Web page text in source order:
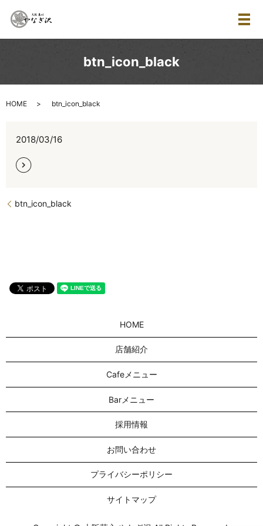
メ
btn_icon_black
HOME btn_icon_black
2018/03/16
btn_icon_black
HOME
店舗紹介
Cafeメニュー
Barメニュー
採用情報
お問い合わせ
プライバシーポリシー
サイトマップ